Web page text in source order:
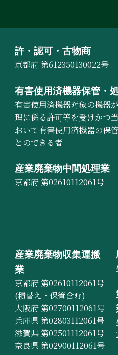
許・認可・古物商
京都府 第612350130022号
有害使用済機器保管・
有害使用済機器対象の機器
理に係る許可等を受けかつ
おいて有害使用済機器の保
とのできる者
産業廃棄物中間処理業
京都府 第02610112061号
産業廃棄物収集運搬
業
京都府 第02610112061号
(積替え・保管含む)
大阪府 第02700112061号
兵庫県 第02803112061号
滋賀県 第02501112061号
奈良県 第02900112061号